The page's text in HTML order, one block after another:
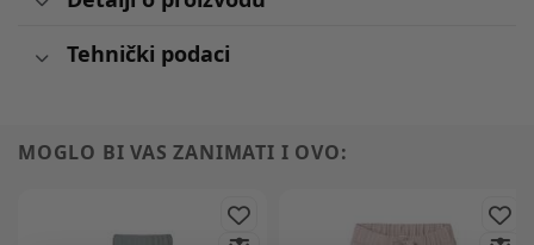
Tehnički podaci
MOGLO BI VAS ZANIMATI I OVO: